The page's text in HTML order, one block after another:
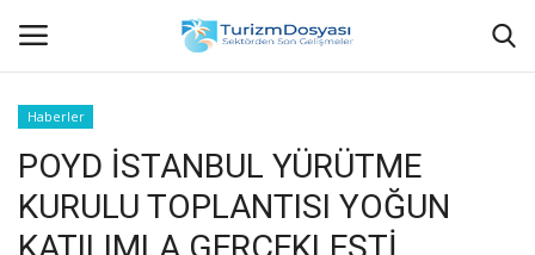
Anasayfa
Bize Ulaşın
Haberler
POYD İSTANBUL YÜRÜTME
KURULU TOPLANTISI YOĞUN
KATILIMLA GERÇEKLEŞTİ